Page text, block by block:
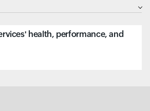
health, performance, and